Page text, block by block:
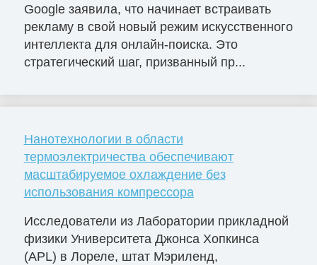
Google заявила, что начинает встраивать
рекламу в свой новый режим искусственного
интеллекта для онлайн-поиска. Это
стратегический шаг, призванный пр...
Нанотехнологии в области
термоэлектричества обеспечивают
масштабируемое охлаждение без
использования компрессора
Исследователи из Лаборатории прикладной
физики Университета Джонса Хопкинса
(APL) в Лореле, штат Мэриленд,